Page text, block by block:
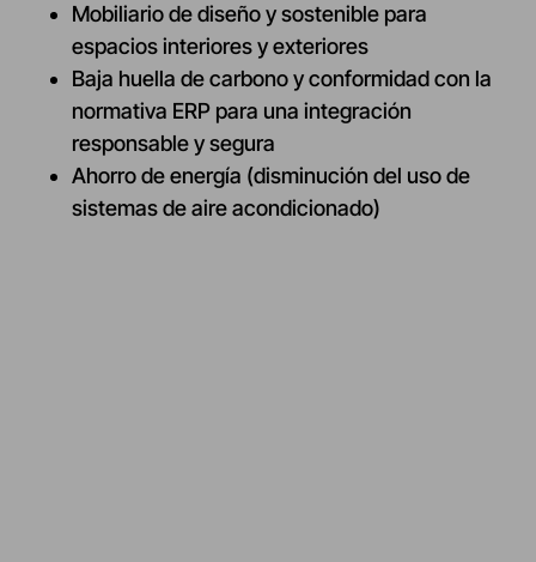
Mobiliario de diseño y sostenible para
espacios interiores y exteriores
Baja huella de carbono y conformidad con la
normativa ERP para una integración
responsable y segura
Ahorro de energía (disminución del uso de
sistemas de aire acondicionado)